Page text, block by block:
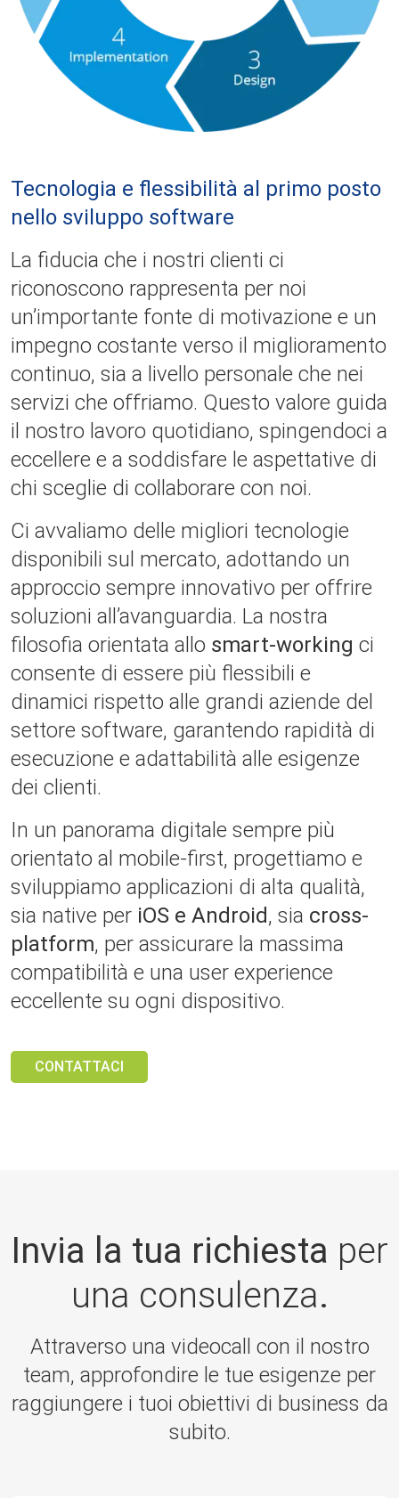
Tecnologia e flessibilità al primo posto
nello sviluppo software
La fiducia che i nostri clienti ci
riconoscono rappresenta per noi
un’importante fonte di motivazione e un
impegno costante verso il miglioramento
continuo, sia a livello personale che nei
servizi che offriamo. Questo valore guida
il nostro lavoro quotidiano, spingendoci a
eccellere e a soddisfare le aspettative di
chi sceglie di collaborare con noi.
Ci avvaliamo delle migliori tecnologie
disponibili sul mercato, adottando un
approccio sempre innovativo per offrire
soluzioni all’avanguardia. La nostra
filosofia orientata allo smart-working ci
consente di essere più flessibili e
dinamici rispetto alle grandi aziende del
settore software, garantendo rapidità di
esecuzione e adattabilità alle esigenze
dei clienti.
In un panorama digitale sempre più
orientato al mobile-first, progettiamo e
sviluppiamo applicazioni di alta qualità,
sia native per iOS e Android, sia cross-
platform, per assicurare la massima
compatibilità e una user experience
eccellente su ogni dispositivo.
CONTATTACI
Invia la tua richiesta per
una consulenza.
Attraverso una videocall con il nostro
team, approfondire le tue esigenze per
raggiungere i tuoi obiettivi di business da
subito.